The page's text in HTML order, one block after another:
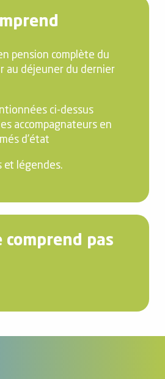
pension complète du
au déjeuner du dernier
ci-dessus
accompagnateurs en
d’état
et légendes.
comprend pas